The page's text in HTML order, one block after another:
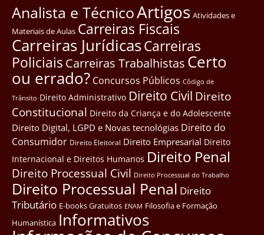
Analista e TécnicoArtigos Atividades e
Materiais de Aulas Carreiras Fiscais
Carreiras JurídicasCarreiras
Policiais Carreiras Trabalhistas Certo
ou errado? Concursos Públicos Côdigo de
Trânsito Direito Administrativo Direito Civil Direito
Constitucional Direito da Criança e do Adolescente
Direito Digital, LGPD e Novas tecnológias Direito do
Consumidor Direito Eleitoral Direito Empresarial Direito
Internacional e Direitos Humanos Direito Penal
Direito Processual Civil Direito Processual do Trabalho
Direito Processual Penal Direito
Tributário E-books Gratuitos ENAM Filosofia e Formação
Humanística Informativos